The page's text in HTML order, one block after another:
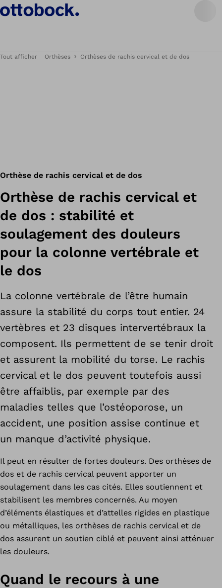
Tout afficher Orthèses Orthèses de rachis cervical et de dos
Orthèse de rachis cervical et de dos
Orthèse de rachis cervical et
de dos : stabilité et
soulagement des douleurs
pour la colonne vertébrale et
le dos
La colonne vertébrale de l’être humain
assure la stabilité du corps tout entier. 24
vertèbres et 23 disques intervertébraux la
composent. Ils permettent de se tenir droit
et assurent la mobilité du torse. Le rachis
cervical et le dos peuvent toutefois aussi
être affaiblis, par exemple par des
maladies telles que l’ostéoporose, un
accident, une position assise continue et
un manque d’activité physique.
Il peut en résulter de fortes douleurs. Des orthèses de
dos et de rachis cervical peuvent apporter un
soulagement dans les cas cités. Elles soutiennent et
stabilisent les membres concernés. Au moyen
d’éléments élastiques et d’attelles rigides en plastique
ou métalliques, les orthèses de rachis cervical et de
dos assurent un soutien ciblé et peuvent ainsi atténuer
les douleurs.
Quand le recours à une